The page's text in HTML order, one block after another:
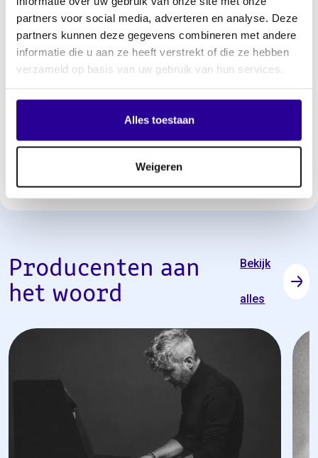
partners voor social media, adverteren en analyse. Deze
partners kunnen deze gegevens combineren met andere
informatie die u aan ze heeft verstrekt of die ze hebben
verzameld op basis van uw gebruik van hun services.
Alles toestaan
Weigeren
Tessa June: "Met de toelage van
Sena kon ik een deel van mijn
kon ik er de foto van de hoes en
de kosten voor de producer van
betalen".
Producenten aan
het woord
Bekijk
alles